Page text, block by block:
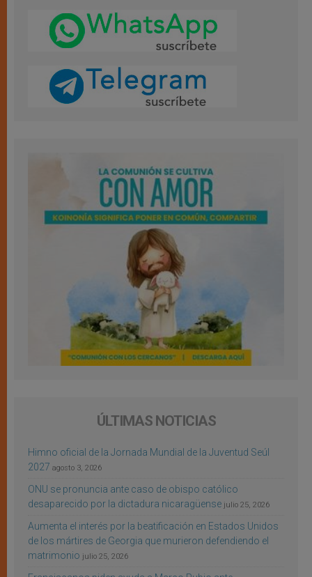
ÚLTIMAS NOTICIAS
Himno oficial de la Jornada Mundial de la Juventud Seúl
2027 agosto 3, 2026
ONU se pronuncia ante caso de obispo católico
desaparecido por la dictadura nicaragüense julio 25, 2026
Aumenta el interés por la beatificación en Estados Unidos
de los mártires de Georgia que murieron defendiendo el
matrimonio julio 25, 2026